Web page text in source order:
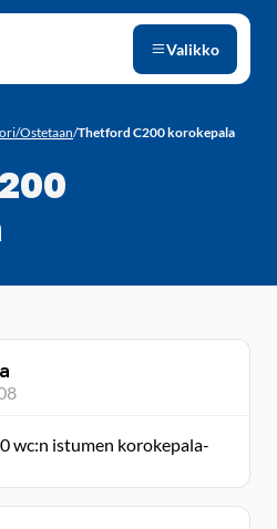
Valikko
Ostetaan/Thetford C200 korokepala
wc:n istumen korokepala-